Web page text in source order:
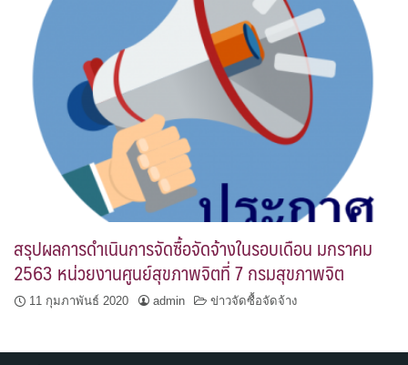
สรุปผลการดำเนินการจัดซื้อจัดจ้างในรอบเดือน มกราคม
2563 หน่วยงานศูนย์สุขภาพจิตที่ 7 กรมสุขภาพจิต
11 กุมภาพันธ์ 2020 admin ข่าวจัดซื้อจัดจ้าง